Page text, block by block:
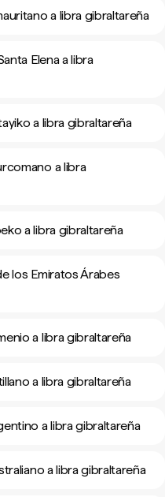
a libra gibraltareña
Elena a libra
a libra gibraltareña
a libra
a libra gibraltareña
los Emiratos Árabes
a libra gibraltareña
a libra gibraltareña
a libra gibraltareña
a libra gibraltareña